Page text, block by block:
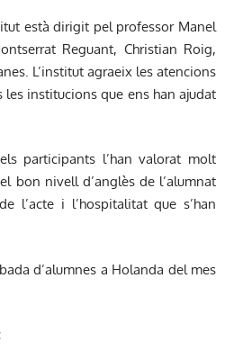
està dirigit pel professor Manel
Reguant, Christian Roig,
L’institut agraeix les atencions
les institucions que ens han ajudat
participants l’han valorat molt
bon nivell d’anglès de l’alumnat
l’acte i l’hospitalitat que s’han
d’alumnes a Holanda del mes